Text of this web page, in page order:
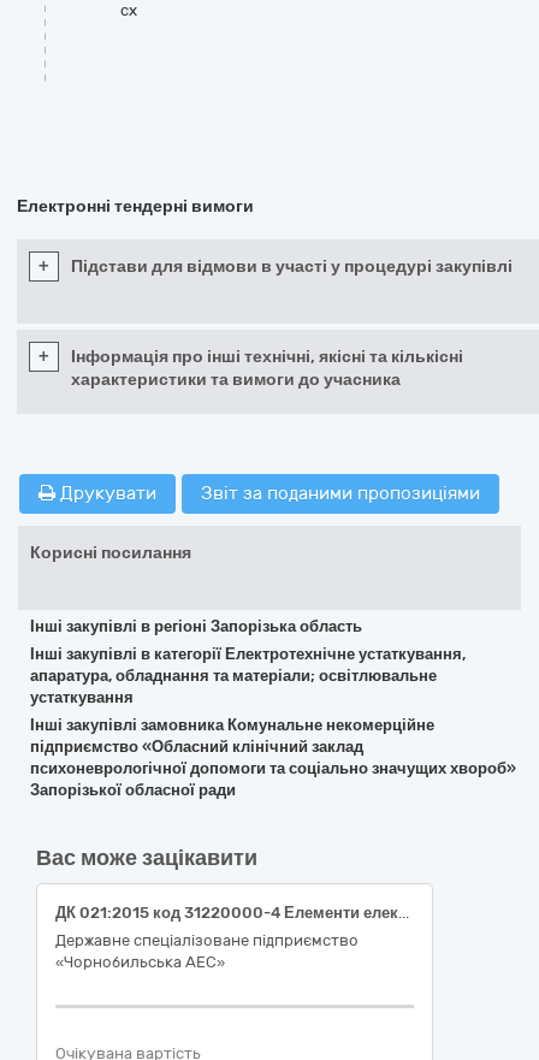
cx
Електронні тендерні вимоги
+ Підстави для відмови в участі у процедурі закупівлі
+
Інформація про інші технічні, якісні та кількісні
характеристики та вимоги до учасника
Друкувати Звіт за поданими пропозиціями
Корисні посилання
Інші закупівлі в регіоні Запорізька область
Інші закупівлі в категорії Електротехнічне устаткування,
апаратура, обладнання та матеріали; освітлювальне
устаткування
Інші закупівлі замовника Комунальне некомерційне
підприємство «Обласний клінічний заклад
психоневрологічної допомоги та соціально значущих хвороб»
Запорізької обласної ради
Вас може зацікавити
ДК 021:2015 код 31220000-4 Елементи електричних схем (Затискачі з’єднувальні)
Державне спеціалізоване підприємство
«Чорнобильська АЕС»
Очікувана вартість